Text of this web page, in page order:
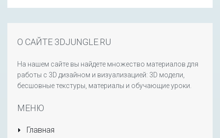
О САЙТЕ 3DJUNGLE.RU
На нашем сайте вы найдете множество материалов для
работы с 3D дизайном и визуализацией: 3D модели,
бесшовные текстуры, материалы и обучающие уроки.
МЕНЮ
Главная